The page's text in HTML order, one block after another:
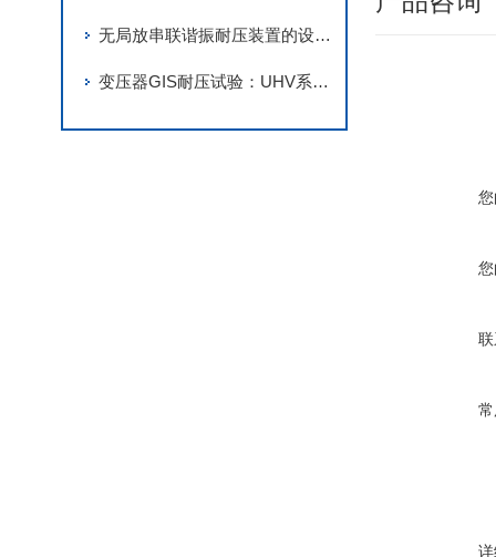
无局放串联谐振耐压装置的设计原理与“零局放“指标实现的关键技术
变压器GIS耐压试验：UHV系列串联谐振装置的操作流程与防护要点